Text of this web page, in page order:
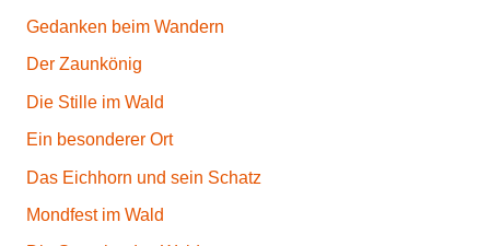
Gedanken beim Wandern
Der Zaunkönig
Die Stille im Wald
Ein besonderer Ort
Das Eichhorn und sein Schatz
Mondfest im Wald